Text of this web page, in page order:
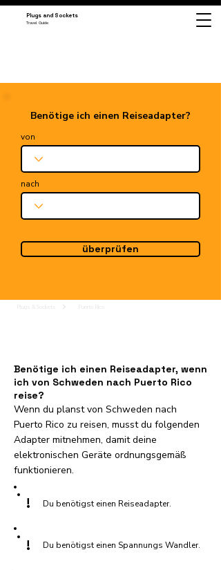
Plugs and Sockets
Travel Guide
Benötige ich einen Reiseadapter?
von
nach
überprüfen
Benötige ich einen Reiseadapter, wenn
ich von Schweden nach Puerto Rico
reise?
Wenn du planst von Schweden nach
Puerto Rico zu reisen, musst du folgenden
Adapter mitnehmen, damit deine
elektronischen Geräte ordnungsgemäß
funktionieren.
! Du benötigst einen Reiseadapter.
! Du benötigst einen Spannungs Wandler.